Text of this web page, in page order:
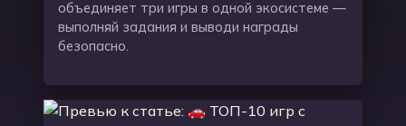
объединяет три игры в одной экосистеме —
выполняй задания и выводи награды
безопасно.